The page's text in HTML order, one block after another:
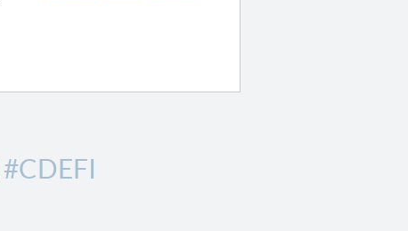
#CDEFI